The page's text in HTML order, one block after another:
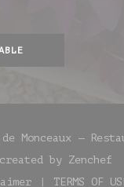
Monceaux —
created by Zenchef
TERMS OF